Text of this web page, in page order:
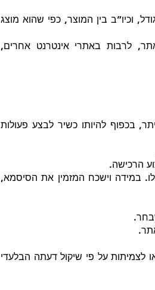
וכיו”ב בין המוצר, כפי שהוא מוצג
לרבות באתרי אינטרנט אחרים,
בכפוף להיותו כשיר לבצע פעולות
הרכישה.
במידה וישכח המזמין את הסיסמא,
על פי שיקול דעתה הבלעדי